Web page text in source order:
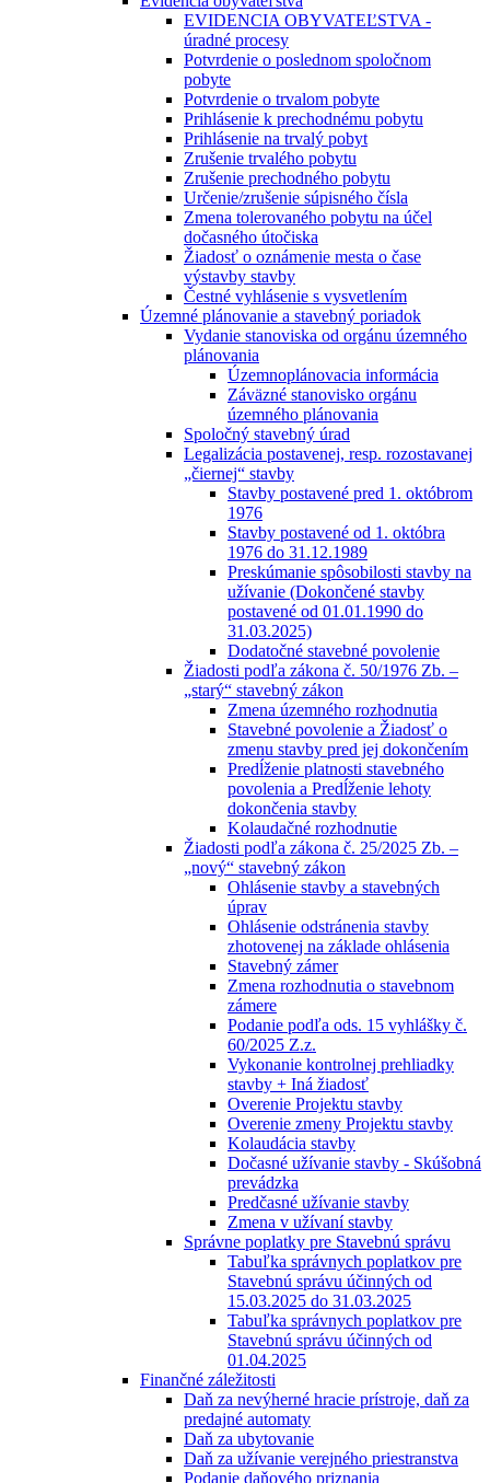
EVIDENCIA OBYVATEĽSTVA -
úradné procesy
Potvrdenie o poslednom spoločnom
pobyte
Potvrdenie o trvalom pobyte
Prihlásenie k prechodnému pobytu
Prihlásenie na trvalý pobyt
Zrušenie trvalého pobytu
Zrušenie prechodného pobytu
Určenie/zrušenie súpisného čísla
Zmena tolerovaného pobytu na účel
dočasného útočiska
Žiadosť o oznámenie mesta o čase
výstavby stavby
Čestné vyhlásenie s vysvetlením
Územné plánovanie a stavebný poriadok
Vydanie stanoviska od orgánu územného
plánovania
Územnoplánovacia informácia
Záväzné stanovisko orgánu
územného plánovania
Spoločný stavebný úrad
Legalizácia postavenej, resp. rozostavanej
„čiernej“ stavby
Stavby postavené pred 1. októbrom
1976
Stavby postavené od 1. októbra
1976 do 31.12.1989
Preskúmanie spôsobilosti stavby na
užívanie (Dokončené stavby
postavené od 01.01.1990 do
31.03.2025)
Dodatočné stavebné povolenie
Žiadosti podľa zákona č. 50/1976 Zb. –
„starý“ stavebný zákon
Zmena územného rozhodnutia
Stavebné povolenie a Žiadosť o
zmenu stavby pred jej dokončením
Predĺženie platnosti stavebného
povolenia a Predĺženie lehoty
dokončenia stavby
Kolaudačné rozhodnutie
Žiadosti podľa zákona č. 25/2025 Zb. –
„nový“ stavebný zákon
Ohlásenie stavby a stavebných
úprav
Ohlásenie odstránenia stavby
zhotovenej na základe ohlásenia
Stavebný zámer
Zmena rozhodnutia o stavebnom
zámere
Podanie podľa ods. 15 vyhlášky č.
60/2025 Z.z.
Vykonanie kontrolnej prehliadky
stavby + Iná žiadosť
Overenie Projektu stavby
Overenie zmeny Projektu stavby
Kolaudácia stavby
Dočasné užívanie stavby - Skúšobná
prevádzka
Predčasné užívanie stavby
Zmena v užívaní stavby
Správne poplatky pre Stavebnú správu
Tabuľka správnych poplatkov pre
Stavebnú správu účinných od
15.03.2025 do 31.03.2025
Tabuľka správnych poplatkov pre
Stavebnú správu účinných od
01.04.2025
Finančné záležitosti
Daň za nevýherné hracie prístroje, daň za
predajné automaty
Daň za ubytovanie
Daň za užívanie verejného priestranstva
Podanie daňového priznania